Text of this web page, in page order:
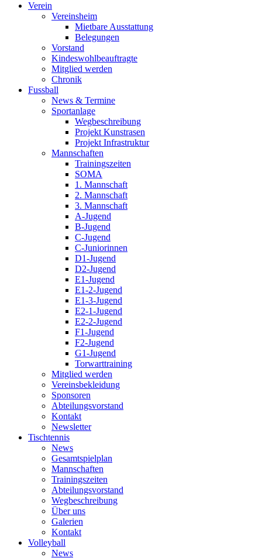
Verein
Vereinsheim
Mietbare Ausstattung
Belegungen
Vorstand
Kindeswohlbeauftragte
Mitglied werden
Chronik
Fussball
News & Termine
Sportanlage
Wegbeschreibung
Projekt Kunstrasen
Projekt Infrastruktur
Mannschaften
Trainingszeiten
SOMA
1. Mannschaft
2. Mannschaft
3. Mannschaft
A-Jugend
B-Jugend
C-Jugend
C-Juniorinnen
D1-Jugend
D2-Jugend
E1-Jugend
E1-2-Jugend
E1-3-Jugend
E2-1-Jugend
E2-2-Jugend
F1-Jugend
F2-Jugend
G1-Jugend
Torwarttraining
Mitglied werden
Vereinsbekleidung
Sponsoren
Abteilungsvorstand
Kontakt
Newsletter
Tischtennis
News
Gesamtspielplan
Mannschaften
Trainingszeiten
Abteilungsvorstand
Wegbeschreibung
Über uns
Galerien
Kontakt
Volleyball
News